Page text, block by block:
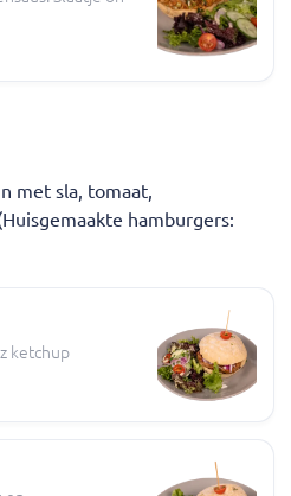
met sla, tomaat,
hamburgers:
ketchup